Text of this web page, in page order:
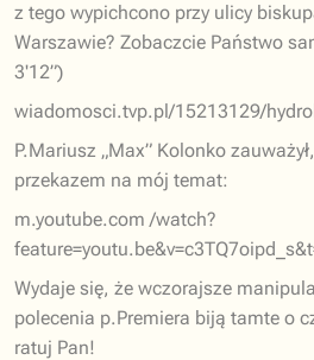
z tego wypichcono przy ulicy
Warszawie? Zobaczcie Państwo
3'12”)
wiadomosci.tvp.pl/15213129/
P.Mariusz „Max” Kolonko
przekazem na mój temat:
m.youtube.com /watch?
Wydaje się, że wczorajsze
polecenia p.Premiera biją tamte o
ratuj Pan!